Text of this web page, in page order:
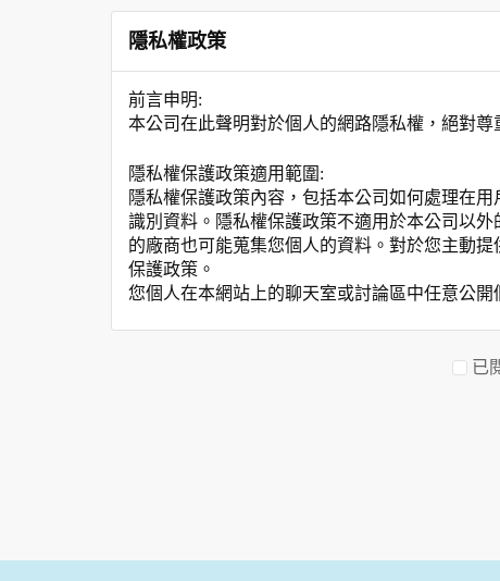
隱私權政策
前言申明:
本公司在此聲明對於個人的網路隱私權，絕對
隱私權保護政策適用範圍:
隱私權保護政策內容，包括本公司如何處理在
識別資料。隱私權保護政策不適用於本公司以
的廠商也可能蒐集您個人的資料。對於您主動
保護政策。
您個人在本網站上的聊天室或討論區中任意公
為了在本網站提供您最佳的互動性服務，可能
於一般瀏覽時，伺服器會自行記錄相關行徑，
當客戶在本網站註冊時，我們會取得您的姓名
已